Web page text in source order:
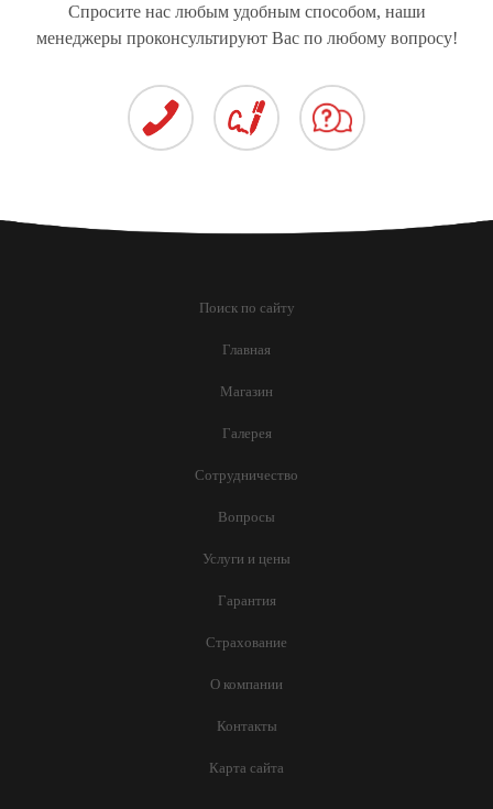
Спросите нас любым удобным способом, наши
менеджеры проконсультируют Вас по любому вопросу!
Поиск по сайту
Главная
Магазин
Галерея
Сотрудничество
Вопросы
Услуги и цены
Гарантия
Страхование
О компании
Контакты
Карта сайта